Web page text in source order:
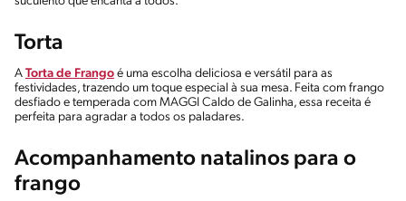
Torta
A Torta de Frango é uma escolha deliciosa e versátil para as
festividades, trazendo um toque especial à sua mesa. Feita com frango
desfiado e temperada com MAGGI Caldo de Galinha, essa receita é
perfeita para agradar a todos os paladares.
Acompanhamento natalinos para o
frango